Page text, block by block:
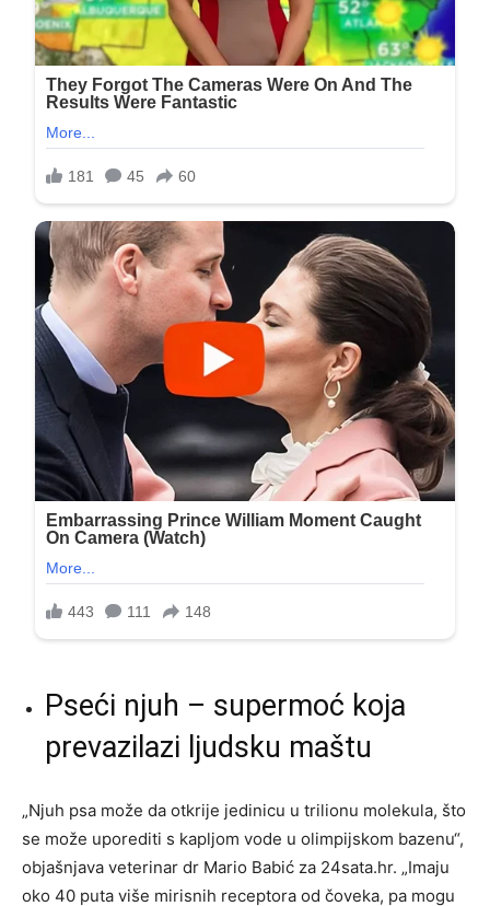
Pseći njuh – supermoć koja
prevazilazi ljudsku maštu
„Njuh psa može da otkrije jedinicu u trilionu molekula, što
se može uporediti s kapljom vode u olimpijskom bazenu“,
objašnjava veterinar dr Mario Babić za 24sata.hr. „Imaju
oko 40 puta više mirisnih receptora od čoveka, pa mogu